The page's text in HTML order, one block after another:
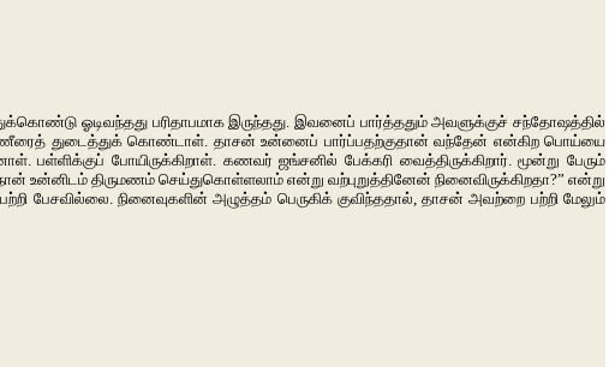
ஓடிவந்தது பரிதாபமாக இருந்தது. இவனைப் பார்த்ததும் அவளுக்குச் சந்தோஷத்தில்
துடைத்துக் கொண்டாள். தாசன் உன்னைப் பார்ப்பதற்குதான் வந்தேன் என்கிற பொய்யை
போயிருக்கிறாள். கணவர் ஜங்சனில் பேக்கரி வைத்திருக்கிறார். மூன்று பேரும்
உன்னிடம் திருமணம் செய்துகொள்ளலாம் என்று வற்புறுத்தினேன் நினைவிருக்கிறதா?” என்று
நினைவுகளின் அழுத்தம் பெருகிக் குவிந்ததால், தாசன் அவற்றை பற்றி மேலும்